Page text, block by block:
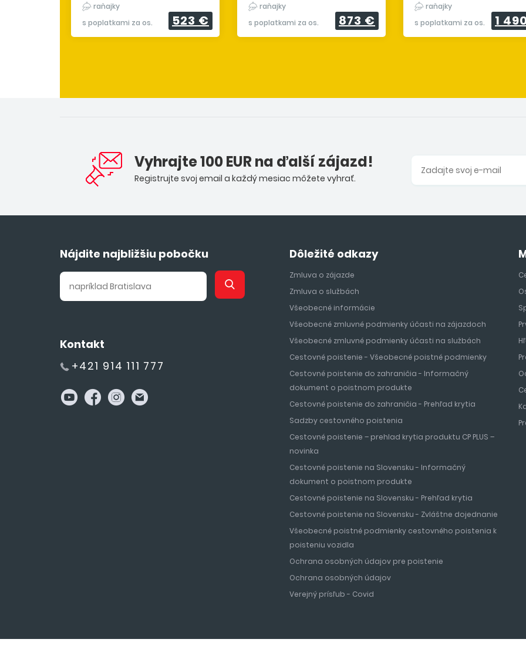
raňajky
s poplatkami za os.
523 €
raňajky
s poplatkami za os.
873 €
raňajky
s poplatkami za os.
1
Vyhrajte 100 EUR na ďalší zájazd!
Registrujte svoj email a každý mesiac môžete vyhrať.
Nájdite najbližšiu pobočku
Kontakt
+421 914 111 777
Dôležité odkazy
Zmluva o zájazde
Zmluva o službách
Všeobecné informácie
Všeobecné zmluvné podmienky účasti na zájazdoch
Všeobecné zmluvné podmienky účasti na službách
Cestovné poistenie - Všeobecné poistné podmienky
Cestovné poistenie do zahraničia - Informačný
dokument o poistnom produkte
Cestovné poistenie do zahraničia - Prehľad krytia
Sadzby cestovného poistenia
Cestovné poistenie – prehlad krytia produktu CP PLUS –
novinka
Cestovné poistenie na Slovensku - Informačný
dokument o poistnom produkte
Cestovné poistenie na Slovensku - Prehľad krytia
Cestovné poistenie na Slovensku - Zvláštne dojednanie
Všeobecné poistné podmienky cestovného poistenia k
poisteniu vozidla
Ochrana osobných údajov pre poistenie
Ochrana osobných údajov
Verejný prísľub - Covid